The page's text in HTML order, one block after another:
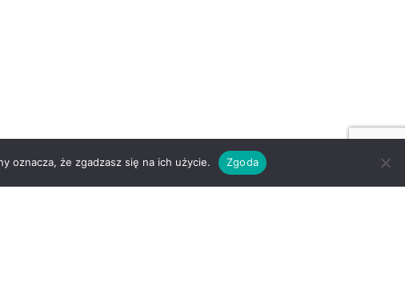
oznacza, że zgadzasz się na ich użycie. Zgoda